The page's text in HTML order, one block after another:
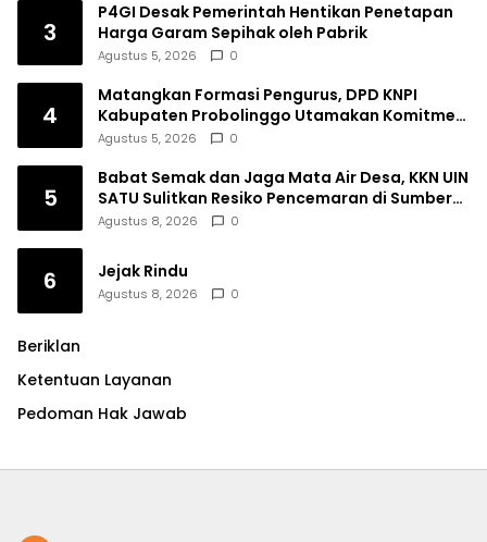
3
P4GI Desak Pemerintah Hentikan Penetapan
Harga Garam Sepihak oleh Pabrik
Agustus 5, 2026 0
4
Matangkan Formasi Pengurus, DPD KNPI
Kabupaten Probolinggo Utamakan Komitmen
dan Kinerja
Agustus 5, 2026 0
5
Babat Semak dan Jaga Mata Air Desa, KKN UIN
SATU Sulitkan Resiko Pencemaran di Sumber
Ngumbul
Agustus 8, 2026 0
6 Jejak Rindu
Agustus 8, 2026 0
Beriklan
Ketentuan Layanan
Pedoman Hak Jawab